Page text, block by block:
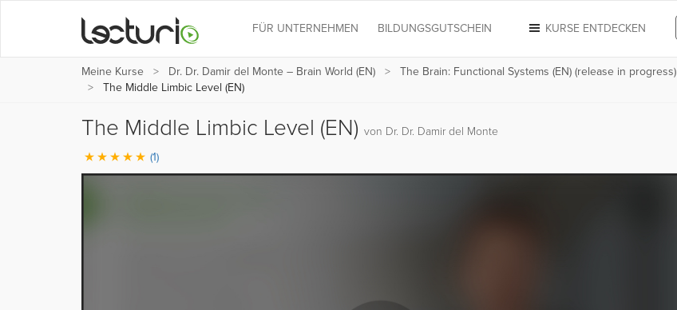
KURSE ENTDECKEN
FÜR UNTERNEHMEN BILDUNGSGUTSCHEIN
Meine Kurse Dr. Dr. Damir del Monte – Brain World (EN) The Brain: Functional Systems (EN) (release in progress)
The Middle Limbic Level (EN)
The Middle Limbic Level (EN) von Dr. Dr. Damir del Monte
(1)